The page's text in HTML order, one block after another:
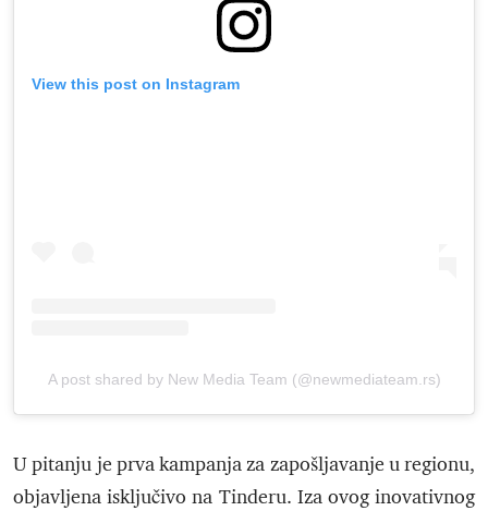
View this post on Instagram
A post shared by New Media Team (@newmediateam.rs)
U pitanju je prva kampanja za zapošljavanje u regionu,
objavljena isključivo na Tinderu. Iza ovog inovativnog